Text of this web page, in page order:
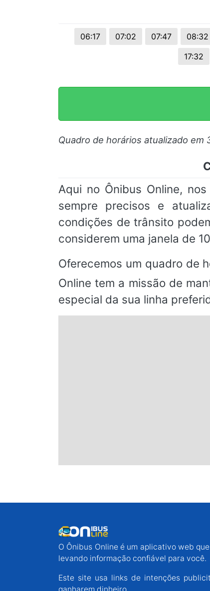
06:17 07:02 07:47 08:32
17:32
Quadro de horários atualizado
Aqui no Ônibus Online,
sempre precisos e
condições de trânsito
considerem uma janela de
Oferecemos um quadro de
Online tem a missão de
especial da sua linha
O Ônibus Online é um aplicativo web
levando informação confiável para você.
Este site usa links de intenções